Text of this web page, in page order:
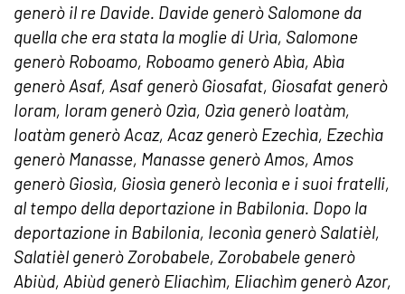
generò il re Davide. Davide generò Salomone da
quella che era stata la moglie di Urìa, Salomone
generò Roboamo, Roboamo generò Abìa, Abìa
generò Asaf, Asaf generò Giosafat, Giosafat generò
Ioram, Ioram generò Ozìa, Ozìa generò Ioatàm,
Ioatàm generò Acaz, Acaz generò Ezechìa, Ezechìa
generò Manasse, Manasse generò Amos, Amos
generò Giosìa, Giosìa generò Ieconìa e i suoi fratelli,
al tempo della deportazione in Babilonia. Dopo la
deportazione in Babilonia, Ieconìa generò Salatièl,
Salatièl generò Zorobabele, Zorobabele generò
Abiùd, Abiùd generò Eliachìm, Eliachìm generò Azor,